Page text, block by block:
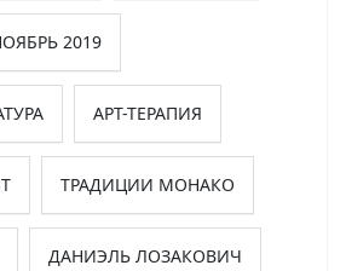
2019
АРТ-ТЕРАПИЯ
ТРАДИЦИИ МОНАКО
ДАНИЭЛЬ ЛОЗАКОВИЧ